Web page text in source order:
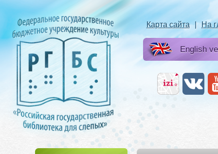
Карта сайта | На
English